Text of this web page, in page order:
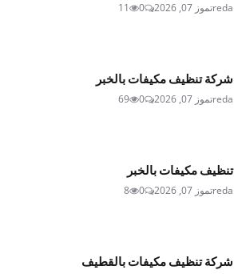
redaتموز 07, 2026 0
11
شركة تنظيف مكيفات بالخبر
redaتموز 07, 2026 0
69
تنظيف مكيفات بالخبر
redaتموز 07, 2026 0
8
شركة تنظيف مكيفات بالقطيف